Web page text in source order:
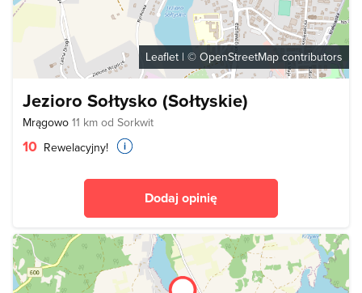
Leaflet | © OpenStreetMap contributors
Jezioro Sołtysko (Sołtyskie)
Mrągowo 11 km od Sorkwit
10 Rewelacyjny!
Dodaj opinię